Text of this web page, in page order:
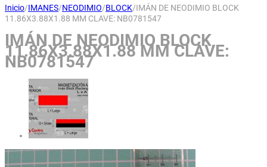
Inicio/IMANES/NEODIMIO/BLOCK/IMÁN DE NEODIMIO BLOCK
11.86X3.88X1.88 MM CLAVE: NB0781547
IMÁN DE NEODIMIO BLOCK
11.86X3.88X1.88 MM CLAVE:
NB0781547